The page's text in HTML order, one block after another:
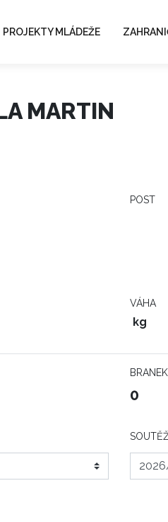
PROJEKTY MLÁDEŽE
MARTIN
POST
VÁHA
kg
BRANEK
0